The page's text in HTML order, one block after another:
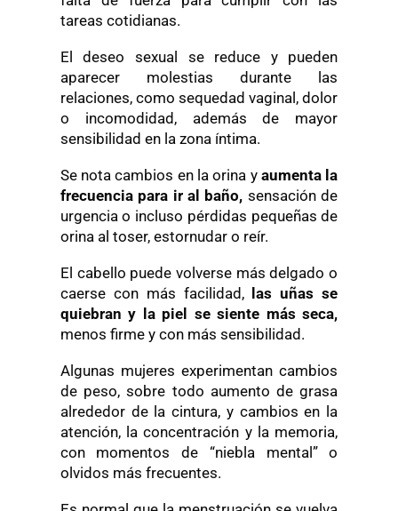
tareas cotidianas.
El deseo sexual se reduce y pueden
aparecer molestias durante las
relaciones, como sequedad vaginal, dolor
o incomodidad, además de mayor
sensibilidad en la zona íntima.
Se nota cambios en la orina y aumenta la
frecuencia para ir al baño, sensación de
urgencia o incluso pérdidas pequeñas de
orina al toser, estornudar o reír.
El cabello puede volverse más delgado o
caerse con más facilidad,las uñas se
quiebran y la piel se siente más seca,
menos firme y con más sensibilidad.
Algunas mujeres experimentan cambios
de peso, sobre todo aumento de grasa
alrededor de la cintura, y cambios en la
atención, la concentración y la memoria,
con momentos de “niebla mental” o
olvidos más frecuentes.